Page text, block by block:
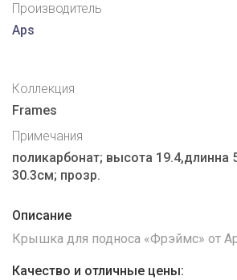
Производитель
Aps
Коллекция
Frames
Примечания
поликарбонат; высота 19.4,длинна
30.3см; прозр.
Описание
Крышка для подноса «Фрэймс» от
Качество и отличные цены: